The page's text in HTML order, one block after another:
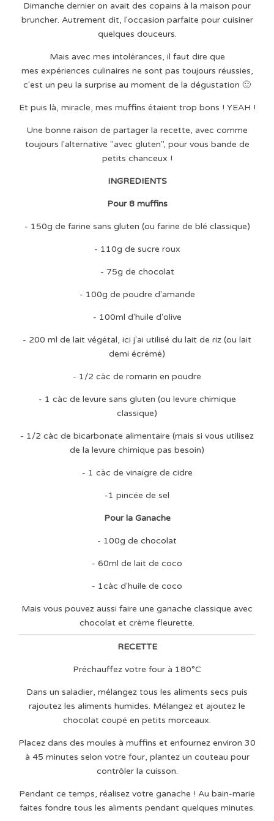
Dimanche dernier on avait des copains à la maison pour
bruncher. Autrement dit, l'occasion parfaite pour cuisiner
quelques douceurs.
Mais avec mes intolérances, il faut dire que
mes expériences culinaires ne sont pas toujours réussies,
c'est un peu la surprise au moment de la dégustation 🙂
Et puis là, miracle, mes muffins étaient trop bons ! YEAH !
Une bonne raison de partager la recette, avec comme
toujours l'alternative "avec gluten", pour vous bande de
petits chanceux !
INGREDIENTS
Pour 8 muffins
- 150g de farine sans gluten (ou farine de blé classique)
- 110g de sucre roux
- 75g de chocolat
- 100g de poudre d'amande
- 100ml d'huile d'olive
- 200 ml de lait végétal, ici j'ai utilisé du lait de riz (ou lait
demi écrémé)
- 1/2 càc de romarin en poudre
- 1 càc de levure sans gluten (ou levure chimique
classique)
- 1/2 càc de bicarbonate alimentaire (mais si vous utilisez
de la levure chimique pas besoin)
- 1 càc de vinaigre de cidre
-1 pincée de sel
Pour la Ganache
- 100g de chocolat
- 60ml de lait de coco
- 1càc d'huile de coco
Mais vous pouvez aussi faire une ganache classique avec
chocolat et crème fleurette.
RECETTE
Préchauffez votre four à 180°C
Dans un saladier, mélangez tous les aliments secs puis
rajoutez les aliments humides. Mélangez et ajoutez le
chocolat coupé en petits morceaux.
Placez dans des moules à muffins et enfournez environ 30
à 45 minutes selon votre four, plantez un couteau pour
contrôler la cuisson.
Pendant ce temps, réalisez votre ganache ! Au bain-marie
faites fondre tous les aliments pendant quelques minutes.